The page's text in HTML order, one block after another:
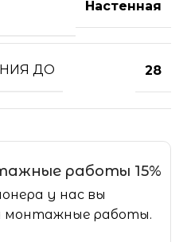
Настенная
ДО 28
работы 15%
у нас вы
монтажные работы.